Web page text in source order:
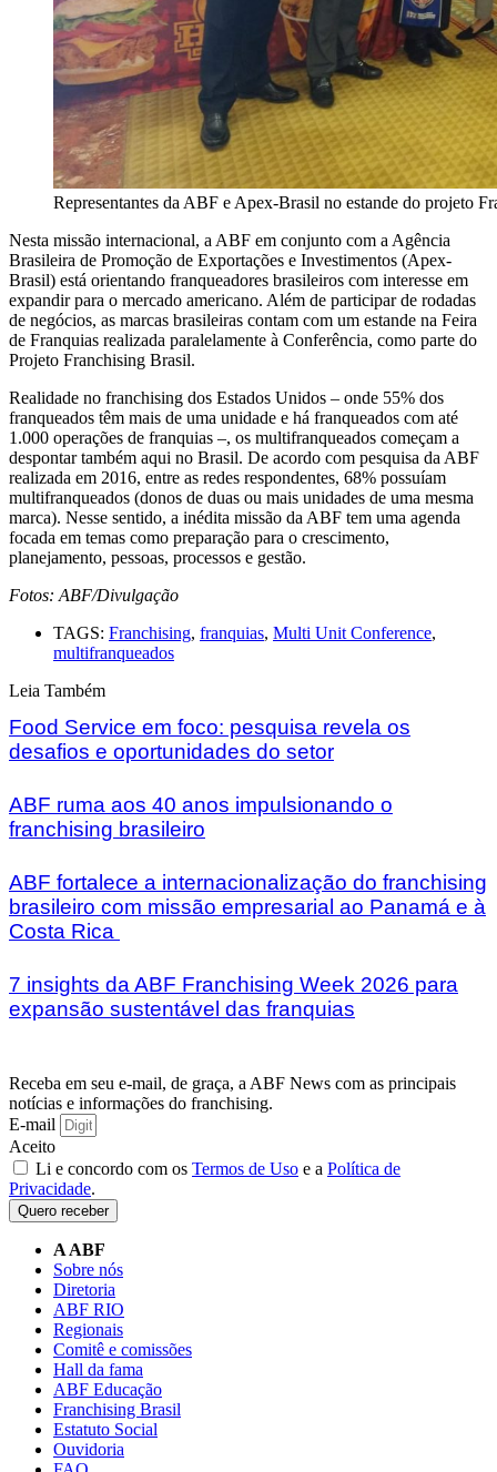
Representantes da ABF e Apex-Brasil no estande do projeto
Nesta missão internacional, a ABF em conjunto com a Agência
Brasileira de Promoção de Exportações e Investimentos (Apex-
Brasil) está orientando franqueadores brasileiros com interesse em
expandir para o mercado americano. Além de participar de rodadas
de negócios, as marcas brasileiras contam com um estande na Feira
de Franquias realizada paralelamente à Conferência, como parte do
Projeto Franchising Brasil.
Realidade no franchising dos Estados Unidos – onde 55% dos
franqueados têm mais de uma unidade e há franqueados com até
1.000 operações de franquias –, os multifranqueados começam a
despontar também aqui no Brasil. De acordo com pesquisa da ABF
realizada em 2016, entre as redes respondentes, 68% possuíam
multifranqueados (donos de duas ou mais unidades de uma mesma
marca). Nesse sentido, a inédita missão da ABF tem uma agenda
focada em temas como preparação para o crescimento,
planejamento, pessoas, processos e gestão.
Fotos: ABF/Divulgação
TAGS: Franchising, franquias, Multi Unit Conference,
multifranqueados
Leia Também
Food Service em foco: pesquisa revela os
desafios e oportunidades do setor
ABF ruma aos 40 anos impulsionando o
franchising brasileiro
ABF fortalece a internacionalização do franchising
brasileiro com missão empresarial ao Panamá e à
Costa Rica
7 insights da ABF Franchising Week 2026 para
expansão sustentável das franquias
Receba em seu e-mail, de graça, a ABF News com as principais
notícias e informações do franchising.
E-mail
Aceito
Li e concordo com os Termos de Uso e a Política de
Privacidade.
Quero receber
A ABF
Sobre nós
Diretoria
ABF RIO
Regionais
Comitê e comissões
Hall da fama
ABF Educação
Franchising Brasil
Estatuto Social
Ouvidoria